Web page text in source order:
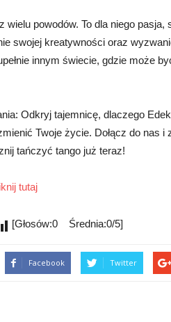
wielu powodów. To dla niego
swojej kreatywności oraz
innym świecie, gdzie może
Odkryj tajemnicę, dlaczego
Twoje życie. Dołącz do nas
tańczyć tango już teraz!
tutaj
[Głosów:0 Średnia:0/5]
Facebook Twitter